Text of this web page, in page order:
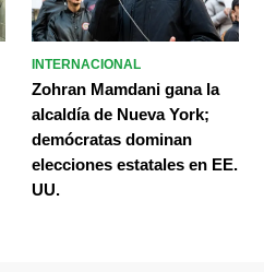
INTERNACIONAL
Zohran Mamdani gana la
alcaldía de Nueva York;
demócratas dominan
elecciones estatales en EE.
UU.